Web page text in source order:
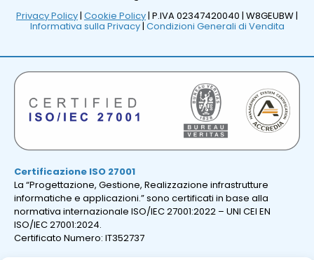
Privacy Policy| Cookie Policy| P.IVA 02347420040 | W8GEUBW |
Informativa sulla Privacy| Condizioni Generali di Vendita
Certificazione ISO 27001
La “Progettazione, Gestione, Realizzazione infrastrutture
informatiche e applicazioni.” sono certificati in base alla
normativa internazionale ISO/IEC 27001:2022 – UNI CEI EN
ISO/IEC 27001:2024.
Certificato Numero: IT352737